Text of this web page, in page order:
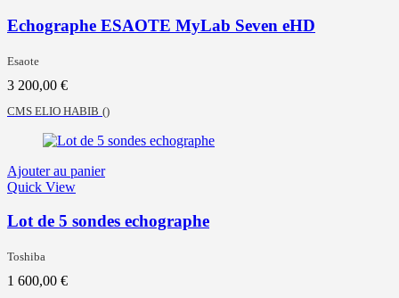
Echographe ESAOTE MyLab Seven eHD
Esaote
3 200,00 €
CMS ELIO HABIB ()
Ajouter au panier
Quick View
Lot de 5 sondes echographe
Toshiba
1 600,00 €